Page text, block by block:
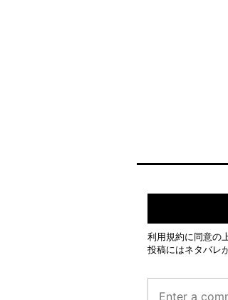
利用規約に同意の
投稿にはネタバレ